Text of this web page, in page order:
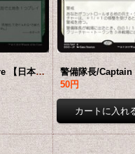
探検/Explore 【日本語版】 [EVK-緑C]
50円